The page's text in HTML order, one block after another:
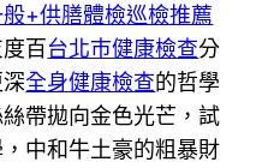
+供膳體檢巡檢推薦
百台北巿健康檢查分
全身健康檢查的哲學
帶拋向金色光芒，試
中和牛土豪的粗暴財